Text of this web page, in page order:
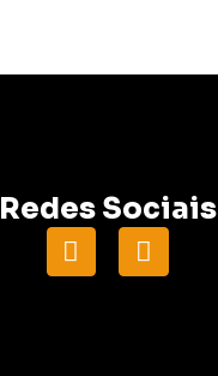
Redes Sociais